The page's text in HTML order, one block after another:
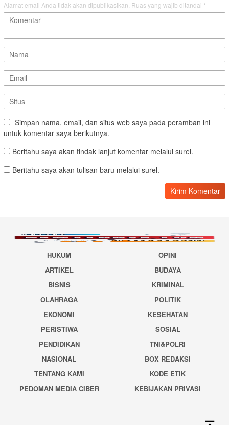
Alamat email Anda tidak akan dipublikasikan. Ruas yang wajib ditandai *
Simpan nama, email, dan situs web saya pada peramban ini
untuk komentar saya berikutnya.
Beritahu saya akan tindak lanjut komentar melalui surel.
Beritahu saya akan tulisan baru melalui surel.
HUKUM
OPINI
ARTIKEL
BUDAYA
BISNIS
KRIMINAL
OLAHRAGA
POLITIK
EKONOMI
KESEHATAN
PERISTIWA
SOSIAL
PENDIDIKAN
TNI&POLRI
NASIONAL
BOX REDAKSI
TENTANG KAMI
KODE ETIK
PEDOMAN MEDIA CIBER
KEBIJAKAN PRIVASI